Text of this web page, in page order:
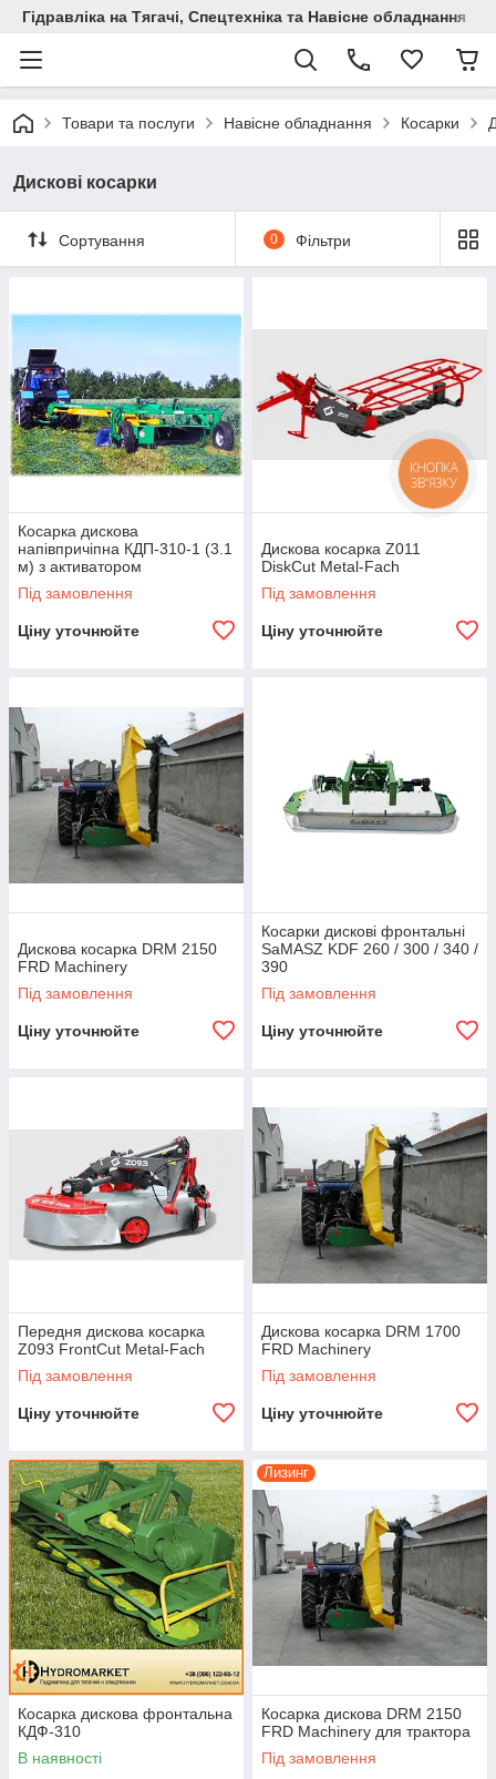
Гідравліка на Тягачі, Спецтехніка та Навісне обладнання
Товари та послуги Навісне обладнання Косарки
Дискові косарки
Сортування 0 Фільтри
Косарка дискова
напівпричіпна КДП-310-1 (3.1
м) з активатором
Під замовлення
Ціну уточнюйте
Дискова косарка Z011
DiskCut Metal-Fach
Під замовлення
Ціну уточнюйте
Дискова косарка DRM 2150
FRD Machinery
Під замовлення
Ціну уточнюйте
Косарки дискові фронтальні
SaMASZ KDF 260 / 300 / 340 /
390
Під замовлення
Ціну уточнюйте
Передня дискова косарка
Z093 FrontCut Metal-Fach
Під замовлення
Ціну уточнюйте
Дискова косарка DRM 1700
FRD Machinery
Під замовлення
Ціну уточнюйте
Косарка дискова фронтальна
КДФ-310
В наявності
Лизинг
Косарка дискова DRM 2150
FRD Machinery для трактора
Під замовлення
КНОПКА
ЗВ'ЯЗКУ